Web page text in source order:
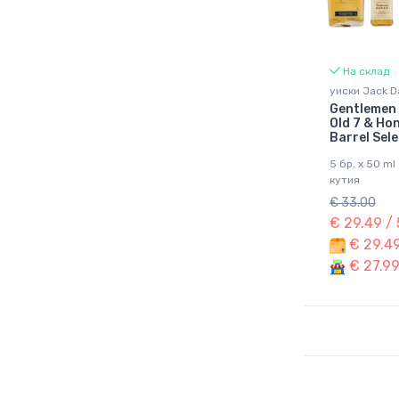
На склад
уиски Jack
Old 7 &
Barrel
5 бр. x 50 ml
кутия
€ 33.00
€ 29.49 /
€
€